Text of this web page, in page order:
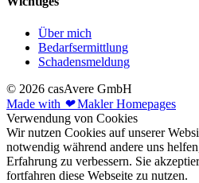
Über mich
Bedarfsermittlung
Schadensmeldung
© 2026 casAvere GmbH
Made with ❤Makler Homepages
Verwendung von Cookies
Wir nutzen Cookies auf unserer
notwendig während andere uns
Erfahrung zu verbessern. Sie
fortfahren diese Webseite zu nutzen.